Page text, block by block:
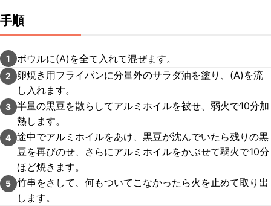
手順
1 ボウルに(A)を全て入れて混ぜます。
2
卵焼き用フライパンに分量外のサラダ油を塗り、(A)を流
し入れます。
3 半量の黒豆を散らしてアルミホイルを被せ、弱火で10分加
熱します。
4 途中でアルミホイルをあけ、黒豆が沈んでいたら残りの黒
豆を再びのせ、さらにアルミホイルをかぶせて弱火で10分
ほど焼きます。
5 竹串をさして、何もついてこなかったら火を止めて取り出
します。